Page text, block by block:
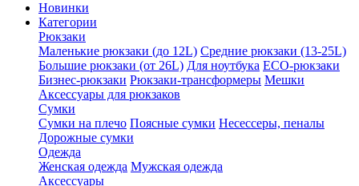
Новинки
Категории
Рюкзаки
Маленькие рюкзаки (до 12L) Средние рюкзаки (13-25L)
Большие рюкзаки (от 26L) Для ноутбука ECO-рюкзаки
Бизнес-рюкзаки Рюкзаки-трансформеры Мешки
Аксессуары для рюкзаков
Сумки
Сумки на плечо Поясные сумки Несессеры, пеналы
Дорожные сумки
Одежда
Женская одежда Мужская одежда
Аксессуары